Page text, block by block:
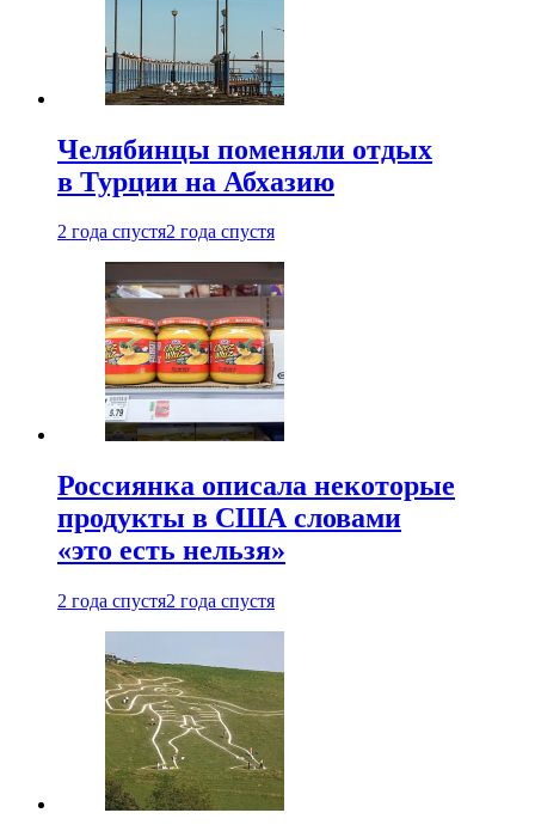
Челябинцы поменяли отдых
в Турции на Абхазию
2 года спустя2 года спустя
Россиянка описала некоторые
продукты в США словами
«это есть нельзя»
2 года спустя2 года спустя